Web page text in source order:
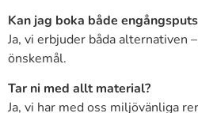
Kan jag boka både
Ja, vi erbjuder båda alternativen
önskemål.
Tar ni med allt material?
Ja, vi har med oss miljövänliga